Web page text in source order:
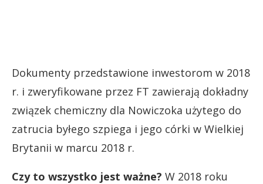
Dokumenty przedstawione inwestorom w 2018
r. i zweryfikowane przez FT zawierają dokładny
związek chemiczny dla Nowiczoka użytego do
zatrucia byłego szpiega i jego córki w Wielkiej
Brytanii w marcu 2018 r.
Czy to wszystko jest ważne? W 2018 roku